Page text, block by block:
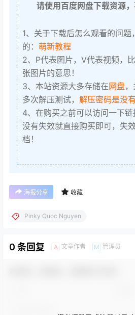
请使用百度网盘下载资源，
1、关于下载后怎么观看的问题
的： 萌新教程
2、P代表图片，V代表视频，
张图片的意思！
3、本站资源大多存储在网盘
多次解压测试， 解压密码是没
4、在购买之前可以访问一下链
没有失效就直接购买即可，失
档！
海报分享 收藏
Pinky Quoc Nguyen
0 条回复 A 文章作者 M 管理员